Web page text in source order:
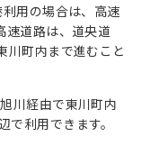
利用の場合は、高速
速道路は、道央道
川町内まで進むこと
川経由で東川町内
利用できます。